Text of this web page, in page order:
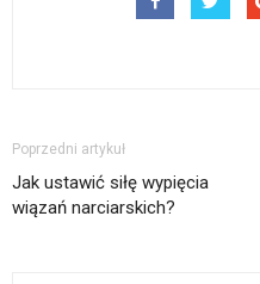
Poprzedni artykuł
Jak ustawić siłę wypięcia
wiązań narciarskich?